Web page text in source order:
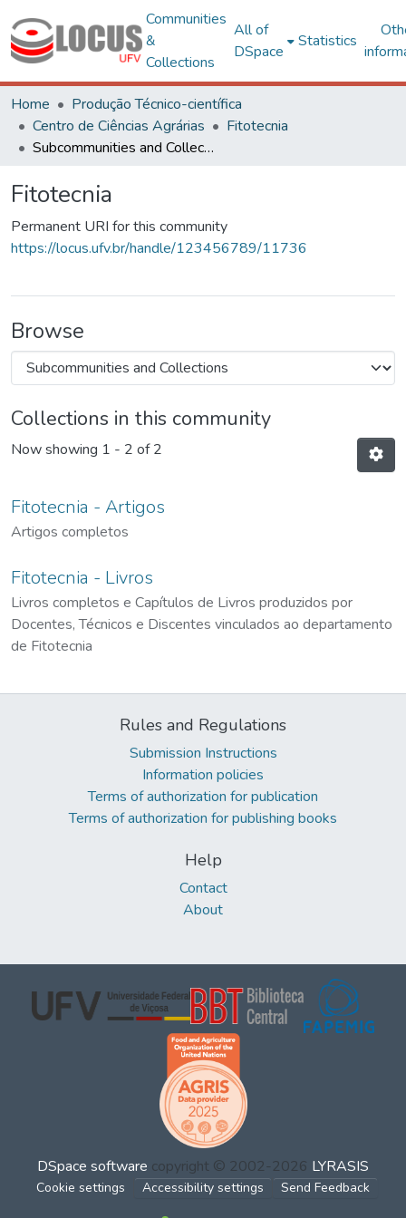
Communities
&
Collections
All of
DSpace
Statistics
Home
Produção Técnico-científica
Centro de Ciências Agrárias
Fitotecnia
Subcommunities and Collections
Fitotecnia
Permanent URI for this community
https://locus.ufv.br/handle/123456789/11736
Browse
Collections in this community
Now showing 1 - 2 of 2
Fitotecnia - Artigos
Artigos completos
Fitotecnia - Livros
Livros completos e Capítulos de Livros produzidos por
Docentes, Técnicos e Discentes vinculados ao departamento
de Fitotecnia
Rules and Regulations
Submission Instructions
Information policies
Terms of authorization for publication
Terms of authorization for publishing books
Help
Contact
About
DSpace software copyright © 2002-2026 LYRASIS
Cookie settings Accessibility settings Send Feedback